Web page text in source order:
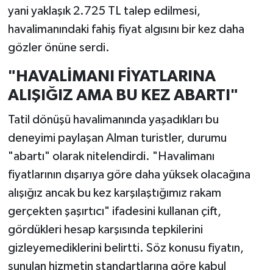
yani yaklaşık 2.725 TL talep edilmesi,
havalimanındaki fahiş fiyat algısını bir kez daha
gözler önüne serdi.
"HAVALİMANI FİYATLARINA
ALIŞIĞIZ AMA BU KEZ ABARTI"
Tatil dönüşü havalimanında yaşadıkları bu
deneyimi paylaşan Alman turistler, durumu
"abartı" olarak nitelendirdi. "Havalimanı
fiyatlarının dışarıya göre daha yüksek olacağına
alışığız ancak bu kez karşılaştığımız rakam
gerçekten şaşırtıcı" ifadesini kullanan çift,
gördükleri hesap karşısında tepkilerini
gizleyemediklerini belirtti. Söz konusu fiyatın,
sunulan hizmetin standartlarına göre kabul